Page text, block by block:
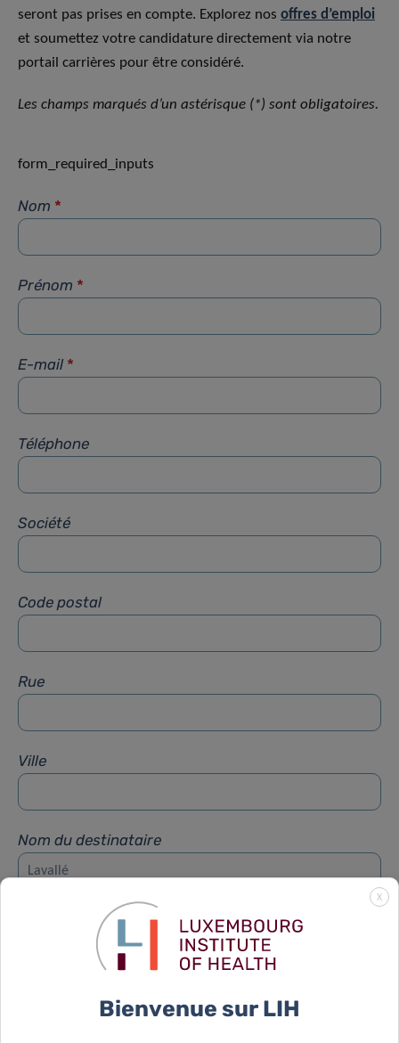
seront pas prises en compte. Explorez nos offres d’emploi
et soumettez votre candidature directement via notre
portail carrières pour être considéré.
Les champs marqués d’un astérisque (*) sont obligatoires.
form_required_inputs
Nom *
Prénom *
E-mail *
Téléphone
Société
Code postal
Rue
Ville
Nom du destinataire
Prénom du destinataire
X
Bienvenue sur LIH